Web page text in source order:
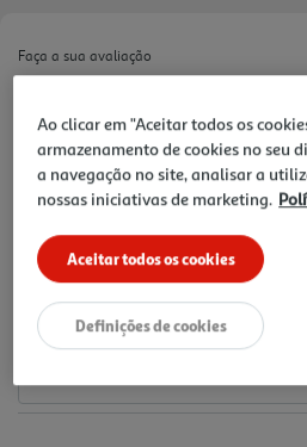
Faça a sua avaliação
0.43 €/un
2,60 €
Notas de preparação
Ao clicar em "Aceitar todos os
armazenamento de cookies no seu
a navegação no site, analisar a
nossas iniciativas de marketing.
Aceitar todos os cookies
Definições de cookies